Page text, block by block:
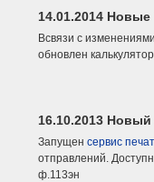
14.01.2014
Всвязи с
обновлен
16.10.2013
Запущен сервис
отправлений.
ф.113эн